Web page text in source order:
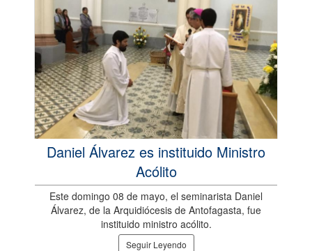
Daniel Álvarez es instituido Ministro
Acólito
Este domingo 08 de mayo, el seminarista Daniel
Álvarez, de la Arquidiócesis de Antofagasta, fue
instituido ministro acólito.
Seguir Leyendo